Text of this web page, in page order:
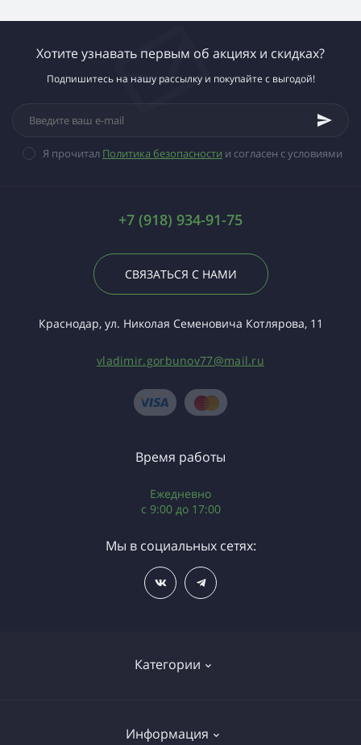
Хотите узнавать первым об акциях и скидках?
Подпишитесь на нашу рассылку и покупайте с выгодой!
Я прочитал Политика безопасности и согласен с условиями
+7 (918) 934-91-75
СВЯЗАТЬСЯ С НАМИ
Краснодар, ул. Николая Семеновича Котлярова, 11
vladimir.gorbunov77@mail.ru
Категории
Газовое оборудование
Информация
Время работы
Ежедневно
c 9:00 до 17:00
Мы в социальных сетях: